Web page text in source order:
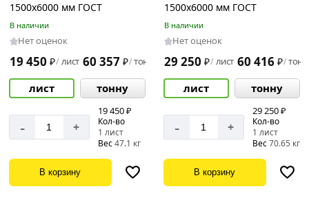
Марка
Ст3
1500х6000 мм ГОСТ
В наличии
Нет оценок
19 450 ₽/ лист 60 357 ₽/ тонну
лист тонну
- +
19 450 ₽
Кол-во
1 лист
Вес47.1 кг
В корзину
1500х6000 мм ГОСТ
В наличии
Нет оценок
29 250 ₽/ лист 60 416 ₽/
лист тонну
- +
29 250 ₽
Кол-во
1 лист
Вес70.65 кг
В корзину